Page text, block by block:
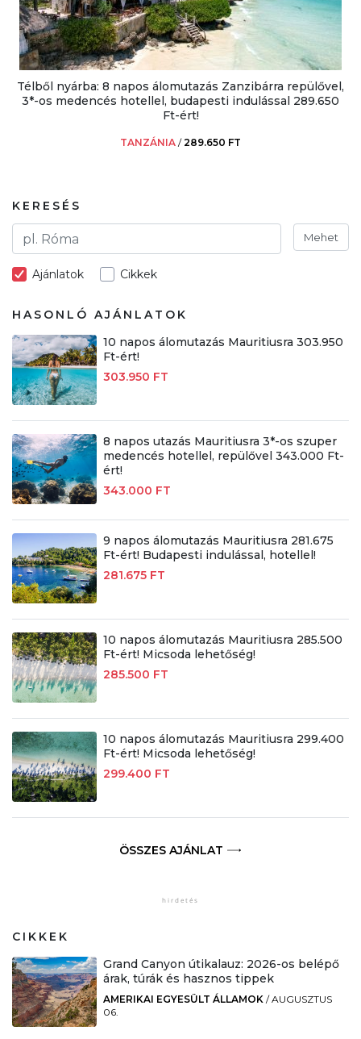
Télből nyárba: 8 napos álomutazás Zanzibárra repülővel,
3*-os medencés hotellel, budapesti indulással 289.650
Ft-ért!
TANZÁNIA /289.650 FT
KERESÉS
Mehet
Ajánlatok Cikkek
HASONLÓ AJÁNLATOK
10 napos álomutazás Mauritiusra 303.950
Ft-ért!
303.950 FT
8 napos utazás Mauritiusra 3*-os szuper
medencés hotellel, repülővel 343.000 Ft-
ért!
343.000 FT
9 napos álomutazás Mauritiusra 281.675
Ft-ért! Budapesti indulással, hotellel!
281.675 FT
10 napos álomutazás Mauritiusra 285.500
Ft-ért! Micsoda lehetőség!
285.500 FT
10 napos álomutazás Mauritiusra 299.400
Ft-ért! Micsoda lehetőség!
299.400 FT
ÖSSZES AJÁNLAT
CIKKEK
Grand Canyon útikalauz: 2026-os belépő
árak, túrák és hasznos tippek
AMERIKAI EGYESÜLT ÁLLAMOK /AUGUSZTUS
06.